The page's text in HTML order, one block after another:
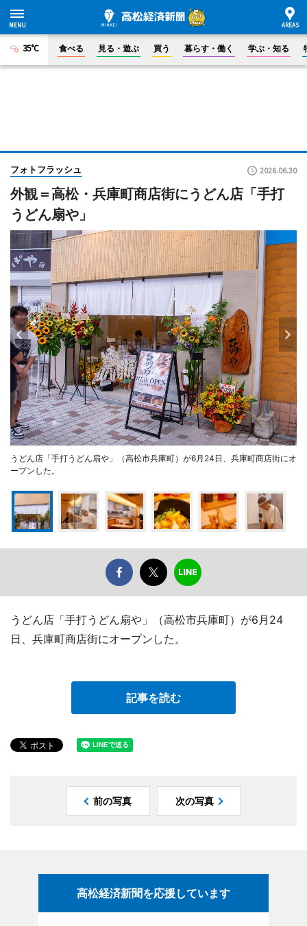
35°C 食べる 見る・遊ぶ 買う 暮らす・働く 学ぶ・知る
フォトフラッシュ 2026.06.30
外観＝高松・兵庫町商店街にうどん店「手打
うどん扇や」
うどん店「手打うどん扇や」（高松市兵庫町）が6月24日、兵庫町商店街にオ
ープンした。
うどん店「手打うどん扇や」（高松市兵庫町）が6月24
日、兵庫町商店街にオープンした。
記事を読む
前の写真 次の写真
高松経済新聞を応援しています